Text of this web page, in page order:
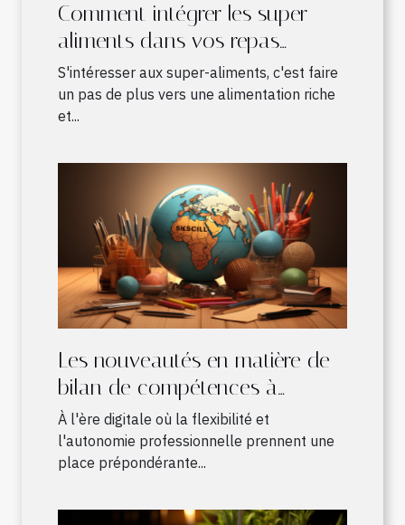
Comment intégrer les super-
aliments dans vos repas
quotidiens
S'intéresser aux super-aliments, c'est faire
un pas de plus vers une alimentation riche
et...
Les nouveautés en matière de
bilan de compétences à
distance : avantages et
fonctionnement
À l'ère digitale où la flexibilité et
l'autonomie professionnelle prennent une
place prépondérante...